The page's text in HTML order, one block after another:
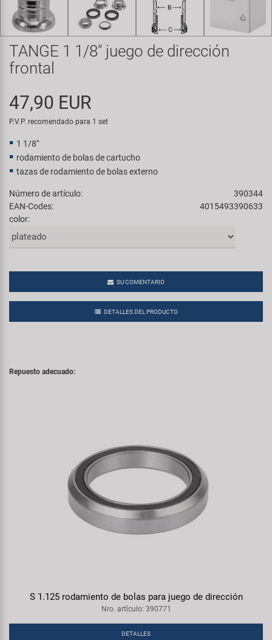
Transporte y Aparcamiento
Super B
Velo
Todas las marcas
TANGE 1 1/8" juego de dirección
frontal
47,90 EUR
P.V.P. recomendado para 1 set
1 1/8"
rodamiento de bolas de cartucho
tazas de rodamiento de bolas externo
Número de artículo:
390344
EAN-Codes:
4015493390633
color:
SU COMENTARIO
DETALLES DEL PRODUCTO
Repuesto adecuado:
S 1.125 rodamiento de bolas para juego de dirección
Nro. artículo: 390771
DETALLES